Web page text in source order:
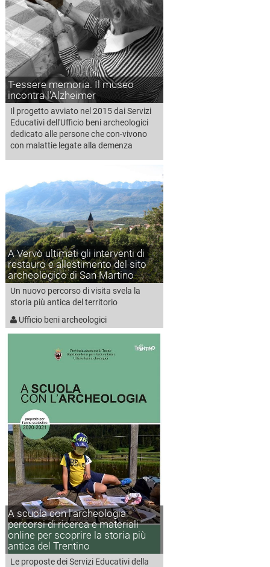
T-essere memoria. Il museo
incontra l'Alzheimer
Il progetto avviato nel 2015 dai Servizi
Educativi dell'Ufficio beni archeologici
dedicato alle persone che con-vivono
con malattie legate alla demenza
A Vervò ultimati gli interventi di
restauro e allestimento del sito
archeologico di San Martino
Un nuovo percorso di visita svela la
storia più antica del territorio
Ufficio beni archeologici
A scuola con l'archeologia:
percorsi di ricerca e materiali
online per scoprire la storia più
antica del Trentino
Le proposte dei Servizi Educativi della